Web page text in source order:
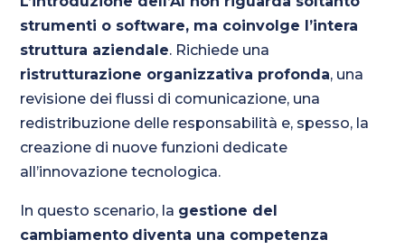
strumenti o software, ma coinvolge l’intera
struttura aziendale. Richiede una
ristrutturazione organizzativa profonda, una
revisione dei flussi di comunicazione, una
redistribuzione delle responsabilità e, spesso, la
creazione di nuove funzioni dedicate
all’innovazione tecnologica.
In questo scenario, la gestione del
cambiamento diventa una competenza